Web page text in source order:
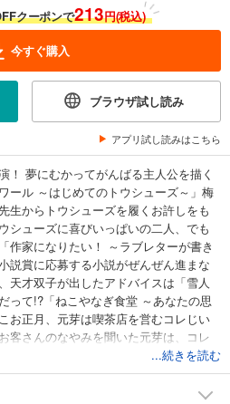
クーポンで213円(税込)
今すぐ購入
ブラウザ試し読み
アプリ試し読みはこちら
！ 夢にむかってがんばる主人公を描く
ール ～はじめてのトウシューズ～」梅
生からトウシューズを履くお許しをも
シューズに喜びいっぱいの二人、でも
家になりたい！ ～ラブレターが書き
説賞に応募する小説がぜんぜん進まな
天才双子が出したアドバイスは「雪人
って!?「ねこやなぎ食堂 ～あなたの思
お正月、元芽は喫茶店を営むコレじい
客さんのなやみを聞いた元芽は、コレ
ことに。「すみっこ★読書クラブ 事件
～」」にかいどう青嵐香丘学園中等部
回開かれた読書会のテーマは「○○にな
...続きを読む